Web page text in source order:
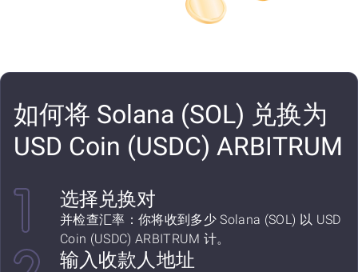
如何将 Solana (SOL) 兑换为
USD Coin (USDC) ARBITRUM
选择兑换对
并检查汇率：你将收到多少 Solana (SOL) 以 USD
Coin (USDC) ARBITRUM 计。
输入收款人地址